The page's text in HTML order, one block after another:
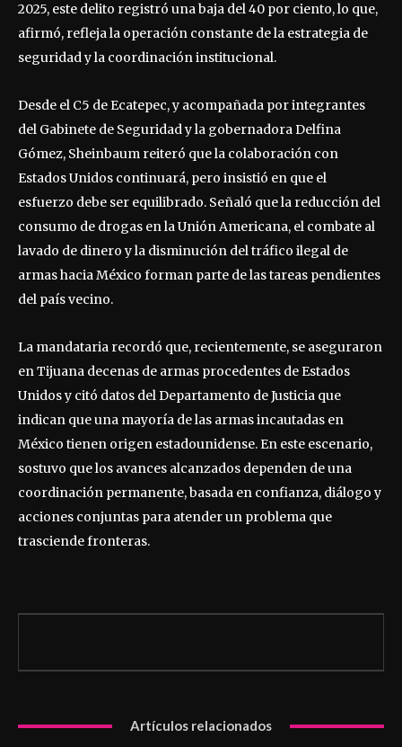
2025, este delito registró una baja del 40 por ciento, lo que,
afirmó, refleja la operación constante de la estrategia de
seguridad y la coordinación institucional.
Desde el C5 de Ecatepec, y acompañada por integrantes
del Gabinete de Seguridad y la gobernadora Delfina
Gómez, Sheinbaum reiteró que la colaboración con
Estados Unidos continuará, pero insistió en que el
esfuerzo debe ser equilibrado. Señaló que la reducción del
consumo de drogas en la Unión Americana, el combate al
lavado de dinero y la disminución del tráfico ilegal de
armas hacia México forman parte de las tareas pendientes
del país vecino.
La mandataria recordó que, recientemente, se aseguraron
en Tijuana decenas de armas procedentes de Estados
Unidos y citó datos del Departamento de Justicia que
indican que una mayoría de las armas incautadas en
México tienen origen estadounidense. En este escenario,
sostuvo que los avances alcanzados dependen de una
coordinación permanente, basada en confianza, diálogo y
acciones conjuntas para atender un problema que
trasciende fronteras.
Artículos relacionados